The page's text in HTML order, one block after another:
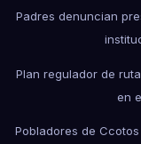
Padres denuncian
Plan regulador de
en
Pobladores de